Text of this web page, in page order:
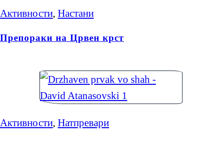
Активности, Настани
Препораки на Црвен крст
Активности, Натпревари